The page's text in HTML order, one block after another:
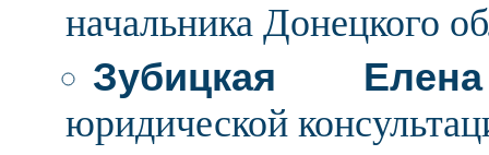
начальника Донецкого
Зубицкая
юридической